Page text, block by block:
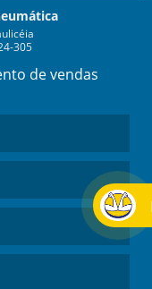
305
de vendas